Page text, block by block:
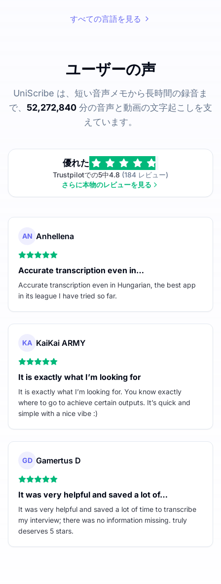
すべての言語を見る
ユーザーの声
UniScribe は、短い音声メモから長時間の録音ま
で、 52,272,840 分の音声と動画の文字起こしを支
えています。
優れた
Trustpilotでの5中4.8 (184 レビュー)
さらに本物のレビューを見る
AN Anhellena
Accurate transcription even in…
Accurate transcription even in Hungarian, the best app
in its league I have tried so far.
KA KaiKai ARMY
It is exactly what I’m looking for
It is exactly what I’m looking for. You know exactly
where to go to achieve certain outputs. It’s quick and
simple with a nice vibe :)
GD Gamertus D
It was very helpful and saved a lot of…
It was very helpful and saved a lot of time to transcribe
my interview; there was no information missing. truly
deserves 5 stars.